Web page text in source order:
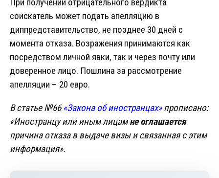
При получении отрицательного вердикта
соискатель может подать апелляцию в
диппредставительство, не позднее 30 дней с
момента отказа. Возражения принимаются как
посредством личной явки, так и через почту или
доверенное лицо. Пошлина за рассмотрение
апелляции – 20 евро.
В статье №66 «Закона об иностранцах»прописано:
«Иностранцу или иным лицамне оглашается
причина отказа в выдаче визы и связанная с этим
информация».